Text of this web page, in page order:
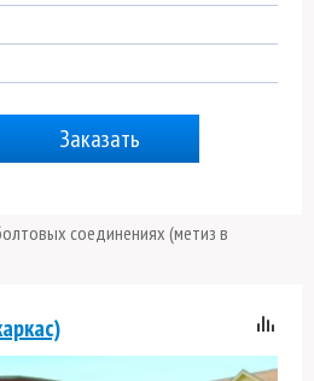
Заказать
соединениях (метиз в